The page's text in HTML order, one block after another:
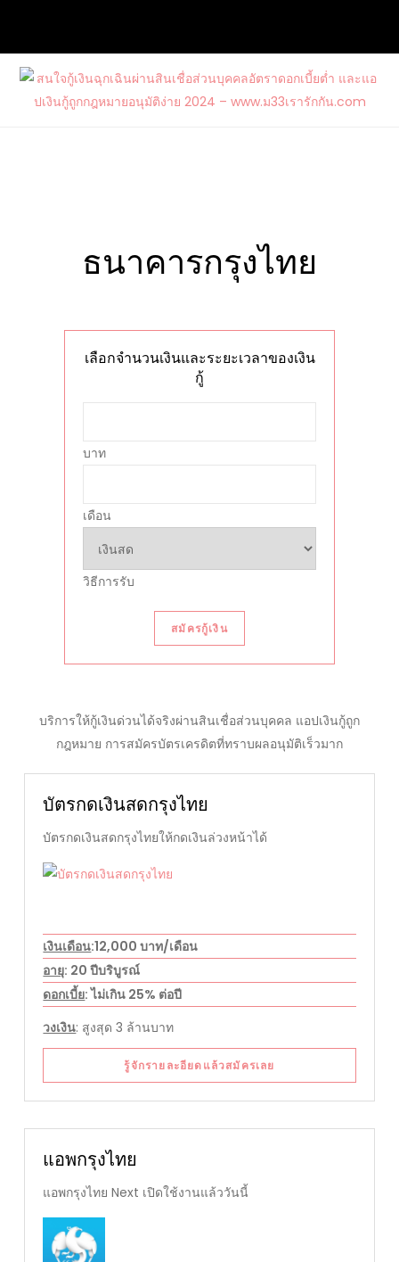
content
เลือกจำนวนเงินและระยะเวลาของเงิน
กู้
บาท
เดือน
วิธีการรับ
สมัครกู้เงิน
บริการให้กู้เงินด่วนได้จริงผ่านสินเชื่อส่วนบุคคล แอปเงินกู้ถูก
กฎหมาย การสมัครบัตรเครดิตที่ทราบผลอนุมัติเร็วมาก
บัตรกดเงินสดกรุงไทย
บัตรกดเงินสดกรุงไทยให้กดเงินล่วงหน้าได้
เงินเดือน:12,000 บาท/เดือน
อายุ: 20 ปีบริบูรณ์
ดอกเบี้ย: ไม่เกิน 25% ต่อปี
วงเงิน: สูงสุด 3 ล้านบาท
รู้จักรายละอียดแล้วสมัครเลย
แอพกรุงไทย
แอพกรุงไทย Next เปิดใช้งานแล้ววันนี้